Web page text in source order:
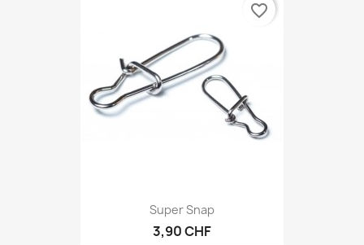
Super Snap
3,90 CHF
favorite_border